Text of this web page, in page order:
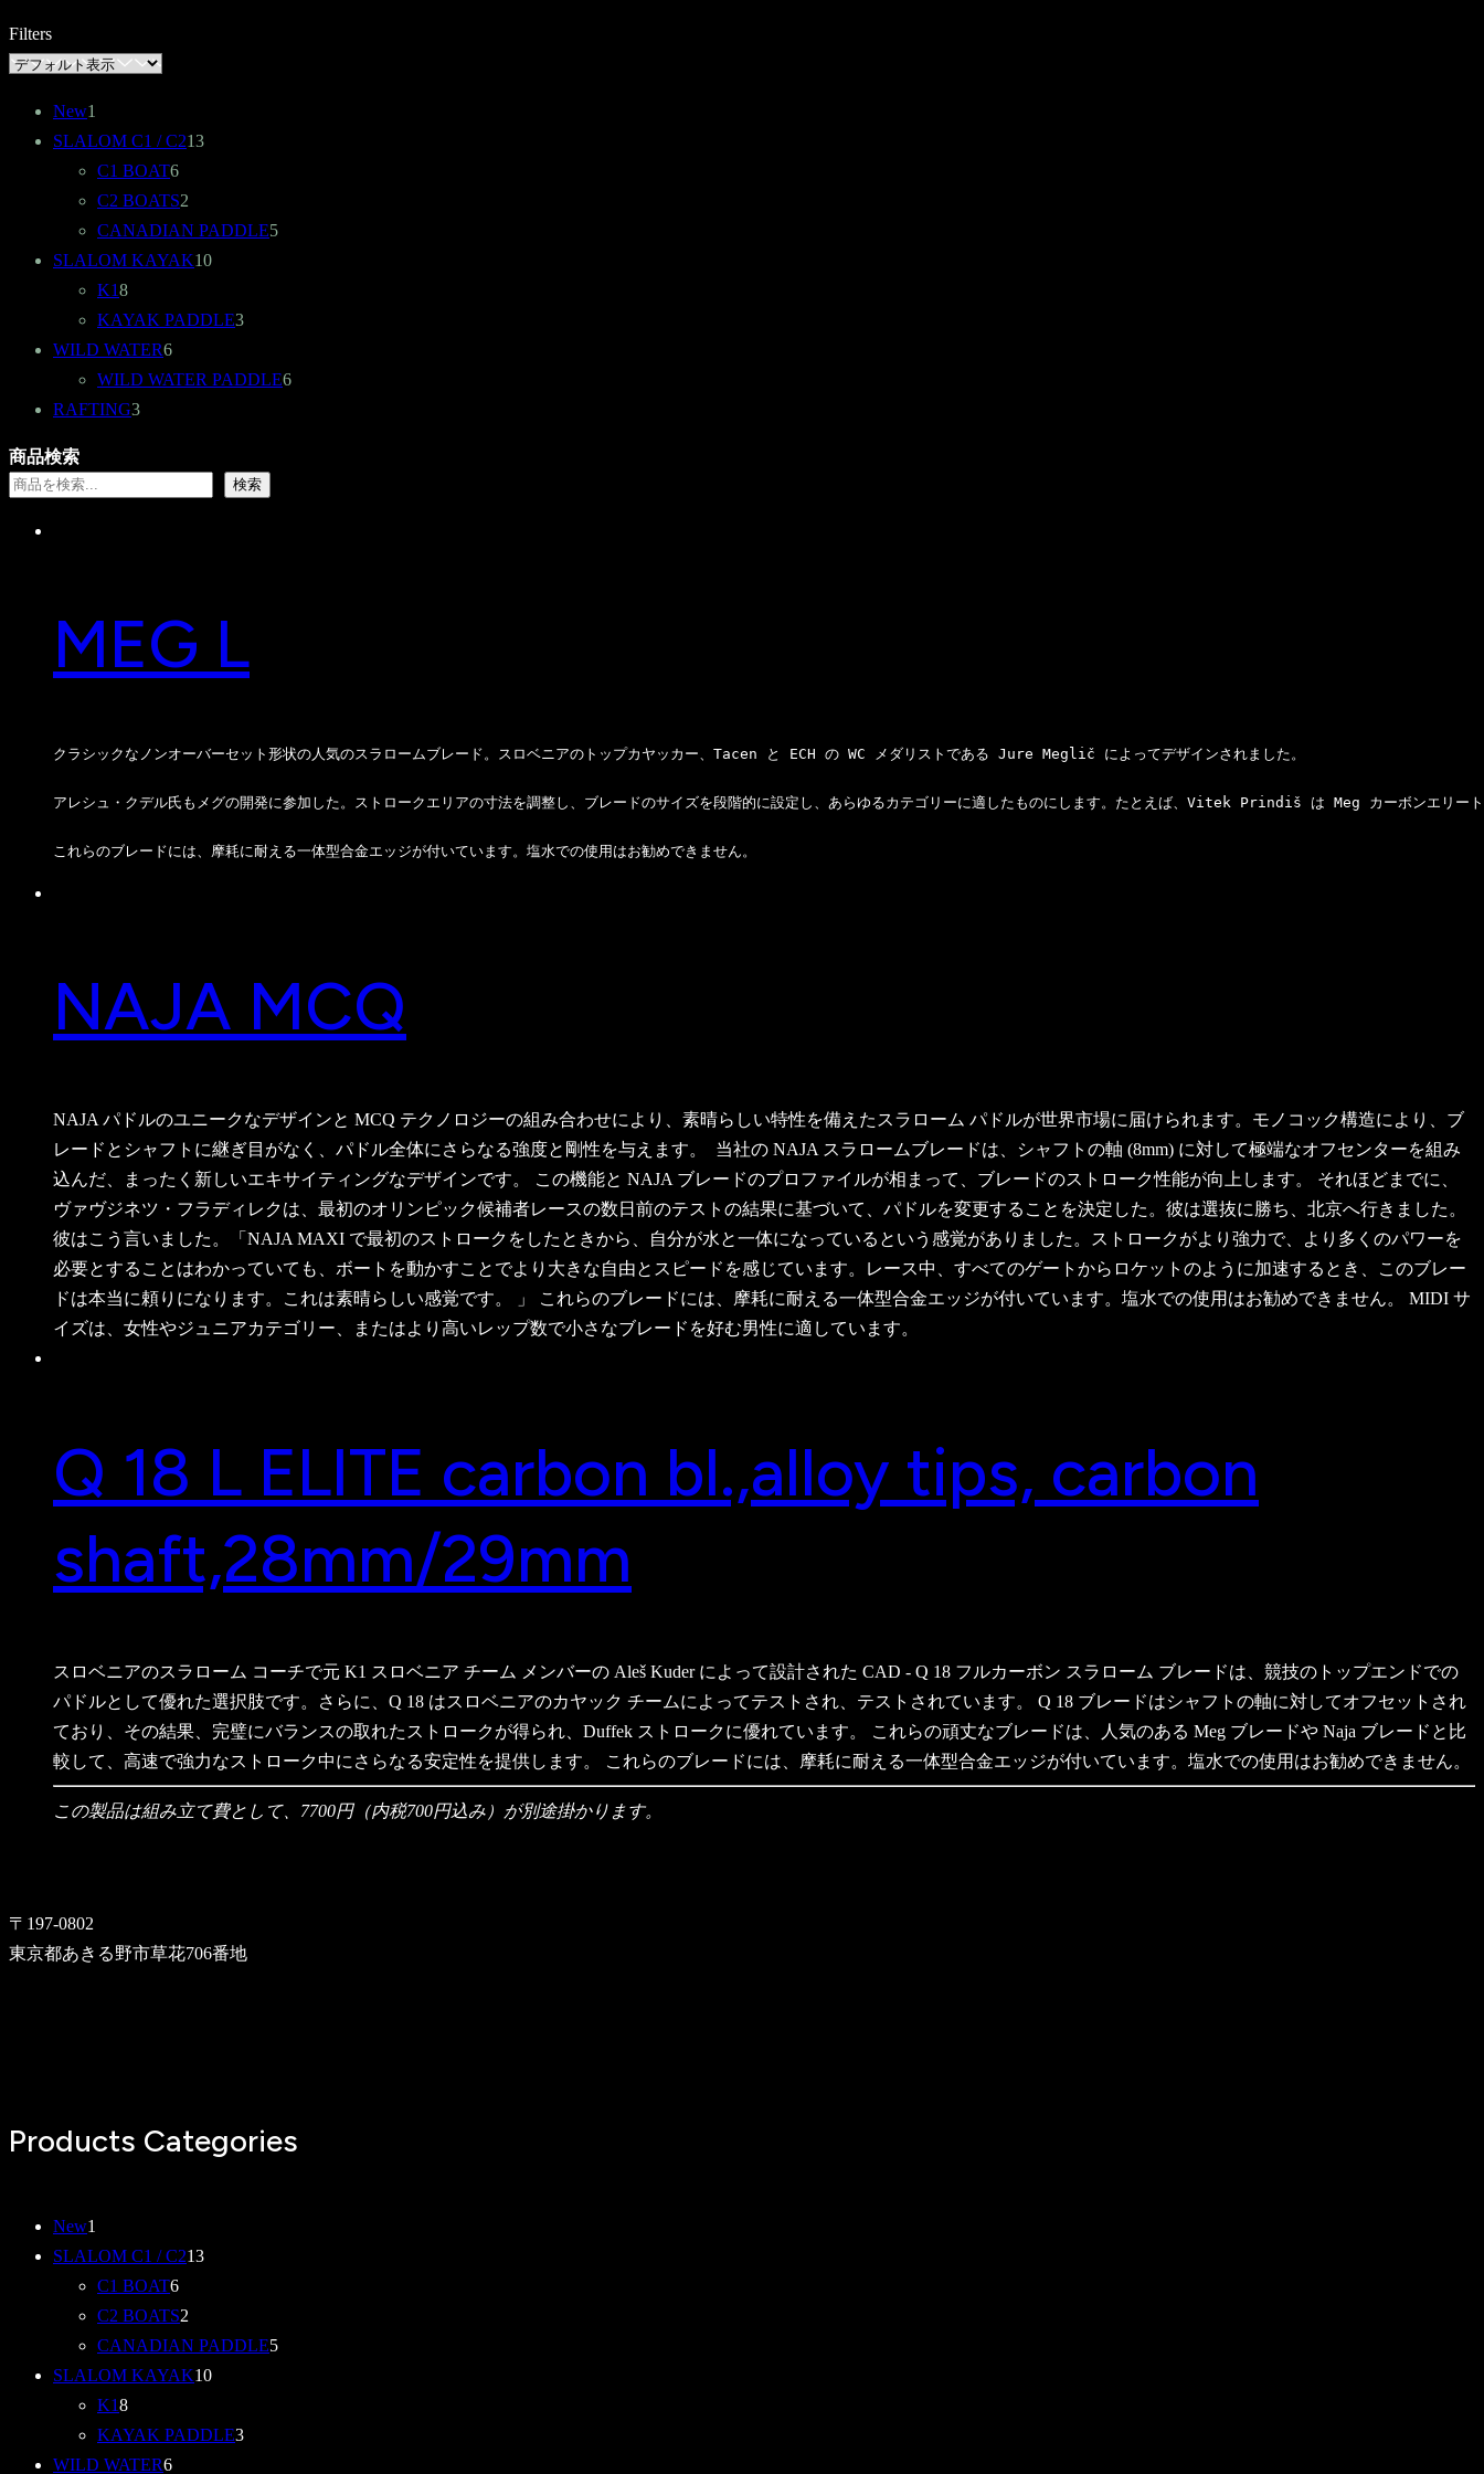
Filters
New1
個
の
商
品
SLALOM C1 / C21313
商
品
C1 BOAT66
個
の
商
C2 BOATS2
個
の
品
CANADIAN PADDLE55
SLALOM KAYAK1010
の
品
K188
個
の
商
品
KAYAK PADDLE33
の
WILD WATER66
個
品
WILD WATER PADDLE66
RAFTING33
の
商
商品検索
検索
MEG L
クラシックなノンオーバーセット形状の人気のスラロームブレード。スロベニアのトップカヤッカー、Tacen と ECH の WC メダリストである Jure Meglič によってデザインされました。
アレシュ・クデル氏もメグの開発に参加した。ストロークエリアの寸法を調整し、ブレードのサイズを段階的に設定し、あらゆるカテゴリーに適したものにします。たとえば、Vitek Prindiš は Meg カーボンエリー
NAJA MCQ
NAJA パドルのユニークなデザインと MCQ テクノロジーの組み合わせにより、素晴らしい特性を備えたスラローム パドルが世界市場に届けられます。モノコック構造により、ブ
レードとシャフトに継ぎ目がなく、パドル全体にさらなる強度と剛性を与えます。
当社の NAJA スラロームブレードは、シャフトの軸 (8mm) に対して極端なオフセンターを組み
込んだ、まったく新しいエキサイティングなデザインです。 この機能と NAJA ブレードのプロファイルが相まって、ブレードのストローク性能が向上します。 それほどまでに、
ヴァヴジネツ・フラディレクは、最初のオリンピック候補者レースの数日前のテストの結果に基づいて、パドルを変更することを決定した。彼は選抜に勝ち、北京へ行きました。
彼はこう言いました。「NAJA MAXI で最初のストロークをしたときから、自分が水と一体になっているという感覚がありました。ストロークがより強力で、より多くのパワーを
必要とすることはわかっていても、ボートを動かすことでより大きな自由とスピードを感じています。レース中、すべてのゲートからロケットのように加速するとき、このブレー
ドは本当に頼りになります。これは素晴らしい感覚です。 」 これらのブレードには、摩耗に耐える一体型合金エッジが付いています。塩水での使用はお勧めできません。 MIDI サ
イズは、女性やジュニアカテゴリー、またはより高いレップ数で小さなブレードを好む男性に適しています。
Q 18 L ELITE carbon bl.,alloy tips, carbon
shaft,28mm/29mm
スロベニアのスラローム コーチで元 K1 スロベニア チーム メンバーの Aleš Kuder によって設計された CAD - Q 18 フルカーボン スラローム ブレードは、競技のトップエンドでの
パドルとして優れた選択肢です。さらに、Q 18 はスロベニアのカヤック チームによってテストされ、テストされています。 Q 18 ブレードはシャフトの軸に対してオフセットされ
ており、その結果、完璧にバランスの取れたストロークが得られ、Duffek ストロークに優れています。 これらの頑丈なブレードは、人気のある Meg ブレードや Naja ブレードと比
較して、高速で強力なストローク中にさらなる安定性を提供します。 これらのブレードには、摩耗に耐える一体型合金エッジが付いています。塩水での使用はお勧めできません。
この製品は組み立て費として、7700円（内税700円込み）が別途掛かります。
〒197-0802
東京都あきる野市草花706番地
Products Categories
New1
個
の
商
品
SLALOM C1 / C2131
の
商
C1 BOAT66
個
の
商
C2 BOATS2
個
の
品
CANADIAN PADDLE55
SLALOM KAYAK101
個
K188
個
の
KAYAK PADDLE33
WILD WATER66